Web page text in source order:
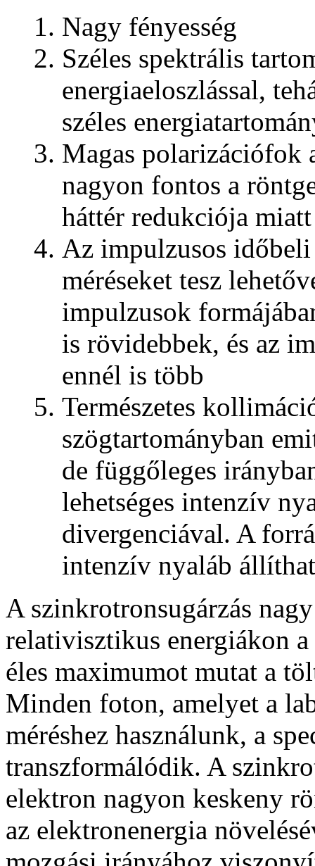
Nagy fényesség
Széles spektrális
energiaeloszlással,
széles
Magas polarizációfok
nagyon fontos a
háttér redukciója miatt
Az impulzusos időbeli
méréseket tesz
impulzusok
is rövidebbek, és az
ennél is több
Természetes
szögtartományban
de függőleges
lehetséges intenzív
divergenciával. A
intenzív nyaláb
A szinkrotronsugárzás
relativisztikus energiákon a
éles maximumot mutat a
Minden foton, amelyet a
méréshez használunk, a
transzformálódik. A
elektron nagyon keskeny
az elektronenergia